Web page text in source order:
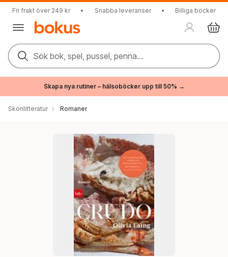
Fri frakt över 249 kr • Snabba leveranser • Billiga böcker
Sök bok, spel, pussel, penna...
Skapa nya rutiner – hälsoböcker upp till 50% →
Skönlitteratur Romaner